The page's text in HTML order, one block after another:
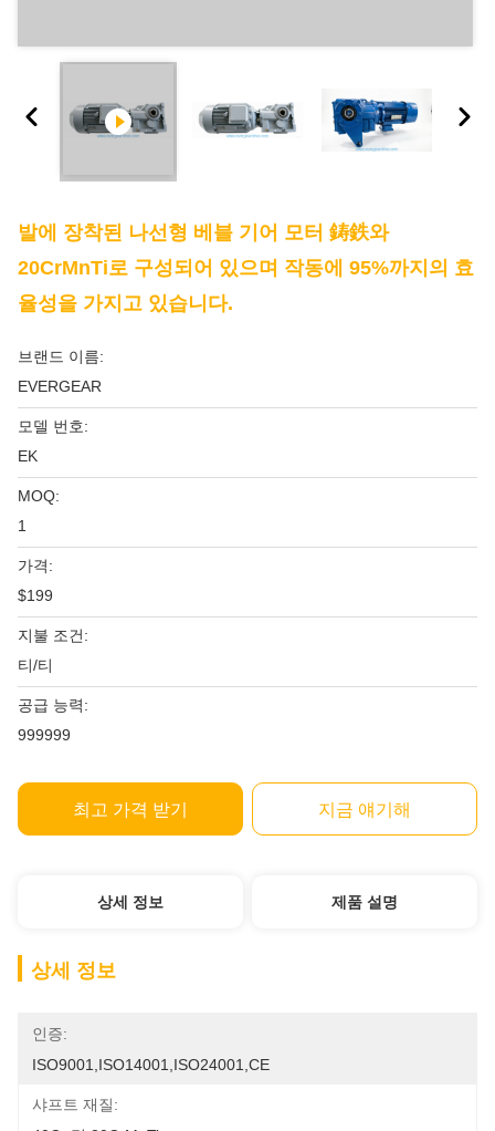
발에 장착된 나선형 베블 기어 모터 鋳鉄와
20CrMnTi로 구성되어 있으며 작동에 95%까지의 효
율성을 가지고 있습니다.
브랜드 이름:
EVERGEAR
모델 번호:
EK
MOQ:
1
가격:
$199
지불 조건:
티/티
공급 능력:
999999
최고 가격 받기 지금 얘기해
상세 정보 제품 설명
상세 정보
인증:
ISO9001,ISO14001,ISO24001,CE
샤프트 재질: